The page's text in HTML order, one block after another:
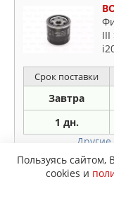
III
Срок поставки
Завтра
1 дн.
Пользуясь сайтом,
cookies и